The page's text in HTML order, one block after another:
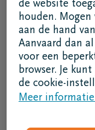
Ik ben een
Aanmelden in
Ik ben een
MVO code
de website
houden.
aan de hand
Aanvaard dan
voor een
browser. Je
de cookie-
Meer